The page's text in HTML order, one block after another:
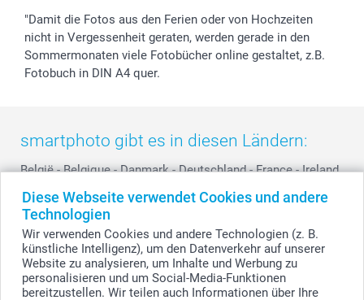
Diese Webseite verwendet Cookies und andere
Technologien
Wir verwenden Cookies und andere Technologien (z. B.
künstliche Intelligenz), um den Datenverkehr auf unserer
Website zu analysieren, um Inhalte und Werbung zu
personalisieren und um Social-Media-Funktionen
bereitzustellen. Wir teilen auch Informationen über Ihre
"Damit die Fotos aus den Ferien oder von Hochzeiten
nicht in Vergessenheit geraten, werden gerade in den
Sommermonaten viele Fotobücher online gestaltet, z.B.
Fotobuch in DIN A4 quer.
smartphoto gibt es in diesen Ländern:
België - Belgique - Danmark - Deutschland - France - Ireland
- Nederland - Norge - Österreich - Schweiz Suisse -
Switzerland - Suomi
Other Countries
Alle Preise verstehen sich in EURO (€) inkl. MwSt. und zzgl. Versandkosten.